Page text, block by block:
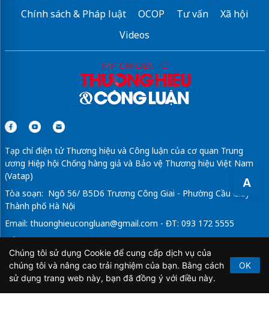
A
Chính sách & Pháp luật
OCOP Tư vấn
Xã hội
Videos
Tạp chí điện tử Thương hiệu và Công luận của cơ quan Trung
ương Hiệp hội Chống hàng giả và Bảo vệ Thương hiệu Việt Nam
(Vatap)
Tòa soạn: Ngõ 56/ B5D6 Trương Công Giai - Phường Cầu Giấy -
Thành phố Hà Nội
Email: thuonghieucongluan@gmail.com - ĐT: 093 172 5555
Tổng Biên Tập: Vũ Đức Thuận
Giấy phép hoạt động báo chí điện tử số 64/GP-BTTTT do Bộ
Thông tin và Truyền thông cấp ngày 21/2/2020.
Chúng tôi sử dụng Cookie để cung cấp dịch vụ của
chúng tôi và nâng cao trải nghiệm của bạn. Bằng cách
sử dụng trang web này, bạn đã đồng ý với điều này.
OK